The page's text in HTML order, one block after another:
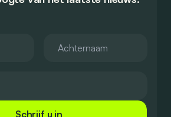
Schrijf u in